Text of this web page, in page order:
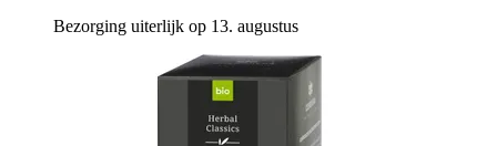
Bezorging uiterlijk op 13. augustus